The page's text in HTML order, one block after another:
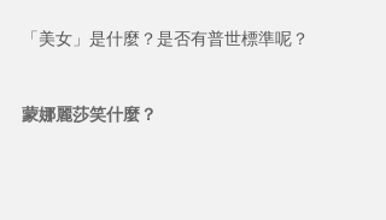
「美女」是什麼？是否有普世標準呢？
蒙娜麗莎笑什麼？